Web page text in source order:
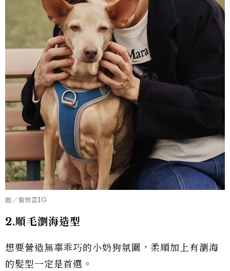
圖／詹懷雲IG
2.順毛瀏海造型
想要營造無辜乖巧的小奶狗氛圍，柔順加上有瀏海
的髮型一定是首選。